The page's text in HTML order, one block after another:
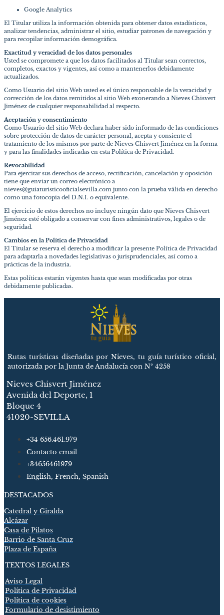
Google Analytics
El Titular utiliza la información obtenida para obtener datos estadísticos,
analizar tendencias, administrar el sitio, estudiar patrones de navegación y
para recopilar información demográfica.
Exactitud y veracidad de los datos personales
Usted se compromete a que los datos facilitados al Titular sean correctos,
completos, exactos y vigentes, así como a mantenerlos debidamente
actualizados.
Como Usuario del sitio Web usted es el único responsable de la veracidad y
corrección de los datos remitidos al sitio Web exonerando a Nieves Chisvert
Jiménez de cualquier responsabilidad al respecto.
Aceptación y consentimiento
Como Usuario del sitio Web declara haber sido informado de las condiciones
sobre protección de datos de carácter personal, acepta y consiente el
tratamiento de los mismos por parte de Nieves Chisvert Jiménez en la forma
y para las finalidades indicadas en esta Política de Privacidad.
Revocabilidad
Para ejercitar sus derechos de acceso, rectificación, cancelación y oposición
tiene que enviar un correo electrónico a
nieves@guiaturisticooficialsevilla.com junto con la prueba válida en derecho
como una fotocopia del D.N.I. o equivalente.
El ejercicio de estos derechos no incluye ningún dato que Nieves Chisvert
Jiménez esté obligado a conservar con fines administrativos, legales o de
seguridad.
Cambios en la Política de Privacidad
El Titular se reserva el derecho a modificar la presente Política de Privacidad
para adaptarla a novedades legislativas o jurisprudenciales, así como a
prácticas de la industria.
Estas políticas estarán vigentes hasta que sean modificadas por otras
debidamente publicadas.
Rutas turísticas diseñadas por Nieves, tu guía turístico oficial,
autorizada por la Junta de Andalucía con Nº 4258
Nieves Chisvert Jiménez
Avenida del Deporte, 1
Bloque 4
41020-SEVILLA
+34 656.461.979
Contacto email
+34656461979
English, French, Spanish
DESTACADOS
Catedral y Giralda
Alcázar
Casa de Pilatos
Barrio de Santa Cruz
Plaza de España
TEXTOS LEGALES
Aviso Legal
Política de Privacidad
Política de cookies
Formulario de desistimiento